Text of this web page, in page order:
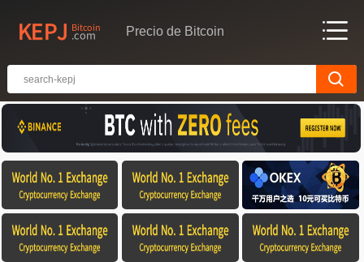
Precio de Bitcoin